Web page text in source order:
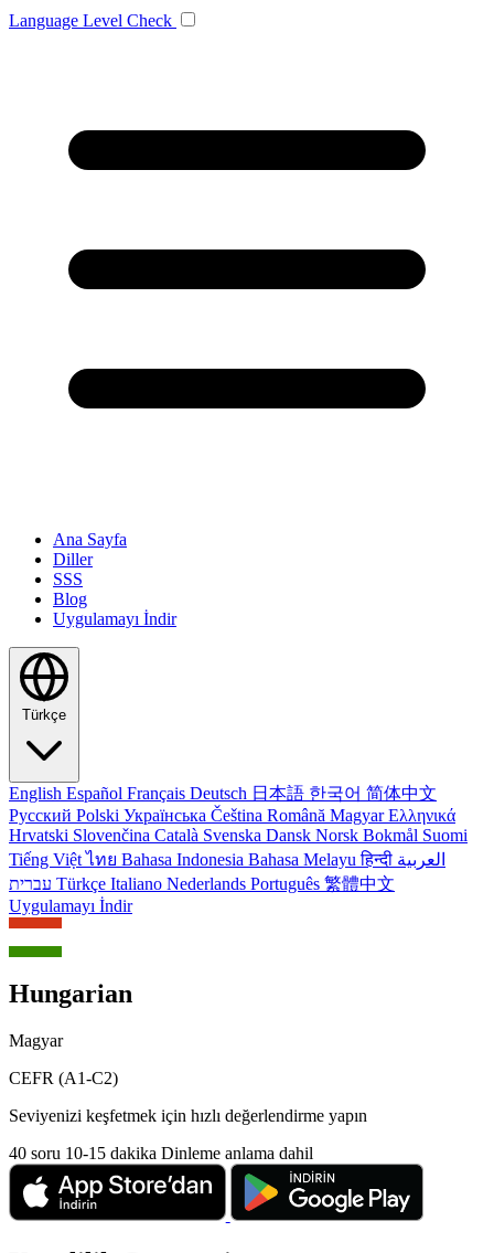
Language Level Check
Ana Sayfa
Diller
SSS
Blog
Uygulamayı İndir
Türkçe
English Español Français Deutsch 日本語 한국어 简体中文
Русский Polski Українська Čeština Română MagyarΕλληνικά
Hrvatski Slovenčina Català Svenska Dansk Norsk Bokmål Suomi
Tiếng Việtไทย Bahasa Indonesia Bahasa Melayuहिन्दी العربية
Türkçe Italiano Nederlands Português 繁體中文
Uygulamayı İndir
Hungarian
Magyar
CEFR (A1-C2)
Seviyenizi keşfetmek için hızlı değerlendirme yapın
40 soru 10-15 dakika Dinleme anlama dahil